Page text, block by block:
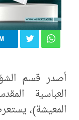
أصدر قسم
العباسية
المعيشة)،